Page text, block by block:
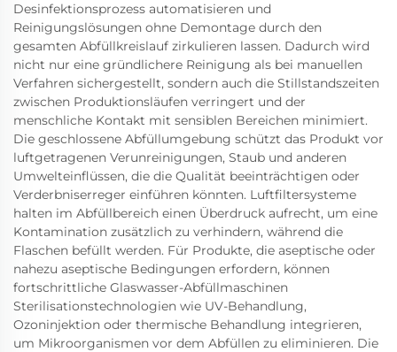
Desinfektionsprozess automatisieren und
Reinigungslösungen ohne Demontage durch den
gesamten Abfüllkreislauf zirkulieren lassen. Dadurch wird
nicht nur eine gründlichere Reinigung als bei manuellen
Verfahren sichergestellt, sondern auch die Stillstandszeiten
zwischen Produktionsläufen verringert und der
menschliche Kontakt mit sensiblen Bereichen minimiert.
Die geschlossene Abfüllumgebung schützt das Produkt vor
luftgetragenen Verunreinigungen, Staub und anderen
Umwelteinflüssen, die die Qualität beeinträchtigen oder
Verderbniserreger einführen könnten. Luftfiltersysteme
halten im Abfüllbereich einen Überdruck aufrecht, um eine
Kontamination zusätzlich zu verhindern, während die
Flaschen befüllt werden. Für Produkte, die aseptische oder
nahezu aseptische Bedingungen erfordern, können
fortschrittliche Glaswasser-Abfüllmaschinen
Sterilisationstechnologien wie UV-Behandlung,
Ozoninjektion oder thermische Behandlung integrieren,
um Mikroorganismen vor dem Abfüllen zu eliminieren. Die